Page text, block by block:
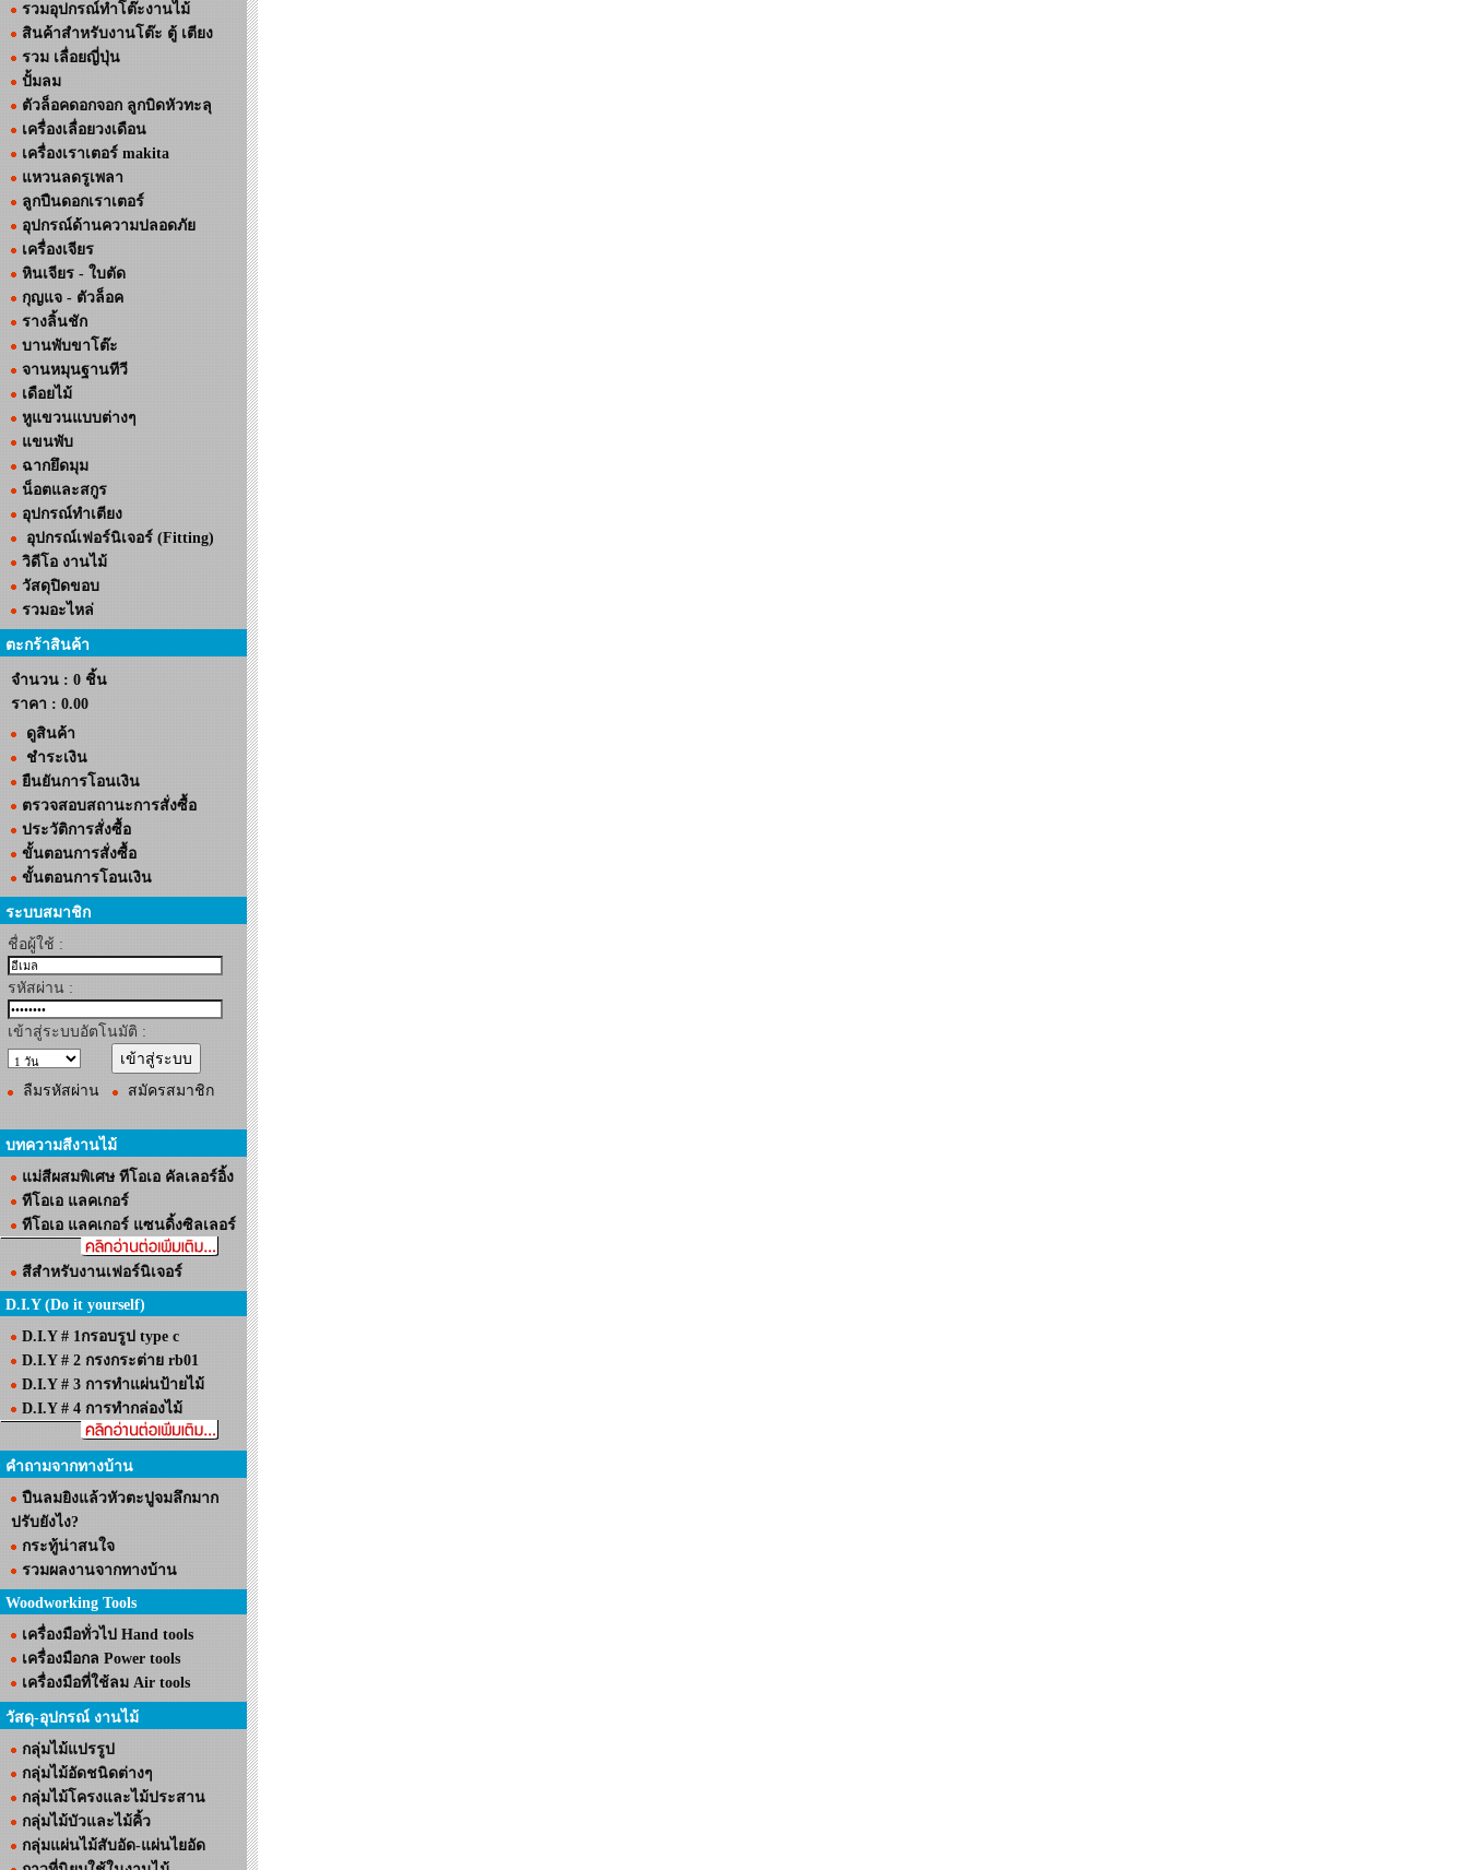
รวมอุปกรณ์ทำโต๊ะงานไม้
สินค้าสำหรับงานโต๊ะ ตู้ เตียง
รวม เลื่อยญี่ปุ่น
ปั้มลม
ตัวล็อคดอกจอก ลูกบิดหัวทะลุ
เครื่องเลื่อยวงเดือน
เครื่องเราเตอร์ makita
แหวนลดรูเพลา
ลูกปืนดอกเราเตอร์
อุปกรณ์ด้านความปลอดภัย
เครื่องเจียร
หินเจียร - ใบตัด
กุญแจ - ตัวล็อค
รางลิ้นชัก
บานพับขาโต๊ะ
จานหมุนฐานทีวี
เดือยไม้
หูแขวนแบบต่างๆ
แขนพับ
ฉากยึดมุม
น็อตและสกูร
อุปกรณ์ทำเตียง
อุปกรณ์เฟอร์นิเจอร์ (Fitting)
วิดีโอ งานไม้
วัสดุปิดขอบ
รวมอะไหล่
ตะกร้าสินค้า
จำนวน : 0 ชิ้น
ราคา : 0.00
ดูสินค้า
ชำระเงิน
ยืนยันการโอนเงิน
ตรวจสอบสถานะการสั่งซื้อ
ประวัติการสั่งซื้อ
ขั้นตอนการสั่งซื้อ
ขั้นตอนการโอนเงิน
ระบบสมาชิก
ชื่อผู้ใช้ :
รหัสผ่าน :
เข้าสู่ระบบอัตโนมัติ :
ลืมรหัสผ่าน สมัครสมาชิก
บทความสีงานไม้
แม่สีผสมพิเศษ ทีโอเอ คัลเลอร์อิ้ง
ทีโอเอ แลคเกอร์
ทีโอเอ แลคเกอร์ แซนดิ้งซิลเลอร์
สีสำหรับงานเฟอร์นิเจอร์
D.I.Y (Do it yourself)
D.I.Y # 1กรอบรูป type c
D.I.Y # 2 กรงกระต่าย rb01
D.I.Y # 3 การทำแผ่นป้ายไม้
D.I.Y # 4 การทำกล่องไม้
คำถามจากทางบ้าน
ปืนลมยิงแล้วหัวตะปูจมลึกมาก
ปรับยังไง?
กระทู้น่าสนใจ
รวมผลงานจากทางบ้าน
Woodworking Tools
เครื่องมือทั่วไป Hand tools
เครื่องมือกล Power tools
เครื่องมือที่ใช้ลม Air tools
วัสดุ-อุปกรณ์ งานไม้
กลุ่มไม้แปรรูป
กลุ่มไม้อัดชนิดต่างๆ
กลุ่มไม้โครงและไม้ประสาน
กลุ่มไม้บัวและไม้คิ้ว
กลุ่มแผ่นไม้สับอัด-แผ่นไยอัด